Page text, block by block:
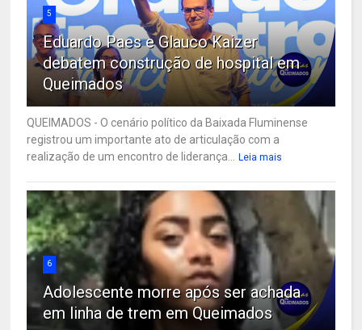
5
Eduardo Paes e Glauco Kaizer
debatem construção de hospital em
Queimados
QUEIMADOS - O cenário político da Baixada Fluminense
registrou um importante ato de articulação com a
realização de um encontro de liderança...
Leia mais
6
Adolescente morre após ser achada
em linha de trem em Queimados